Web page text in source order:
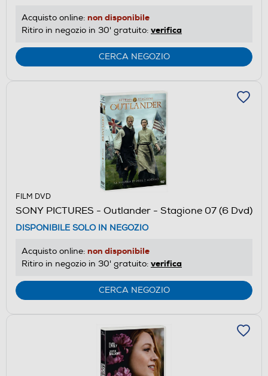
Acquisto online: non disponibile
Ritiro in negozio in 30' gratuito: verifica
CERCA NEGOZIO
FILM DVD
SONY PICTURES - Outlander - Stagione 07 (6 Dvd)
DISPONIBILE SOLO IN NEGOZIO
Acquisto online: non disponibile
Ritiro in negozio in 30' gratuito: verifica
CERCA NEGOZIO